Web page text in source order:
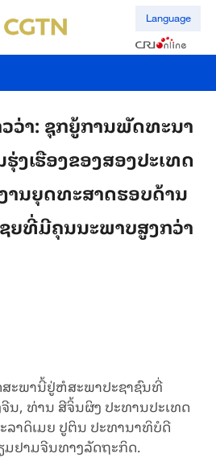
Language
ວ່າ: ຊຸກຍູ້ການພັດທະນາ
ງເຮືອງຂອງສອງປະເທດ
ານຍຸດທະສາດຮອບດ້ານ
ຍທີ່ມີຄຸນນະພາບສູງກວ່າ
ະພານີ້ຢູ່ຫໍສະພາປະຊາຊົນທີ່
ນ, ທ່ານ ສີຈິ້ນຜິງ ປະທານປະເທດ
ລາດິເມຍ ປູຕິນ ປະທານາທິບໍດີ
ມຢາມຈີນທາງລັດຖະກິດ.